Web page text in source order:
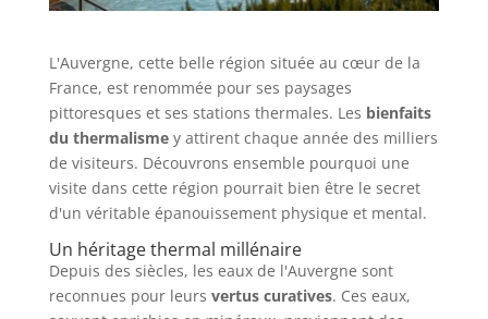
L'Auvergne, cette belle région située au cœur de la
France, est renommée pour ses paysages
pittoresques et ses stations thermales. Les bienfaits
du thermalismey attirent chaque année des milliers
de visiteurs. Découvrons ensemble pourquoi une
visite dans cette région pourrait bien être le secret
d'un véritable épanouissement physique et mental.
Un héritage thermal millénaire
Depuis des siècles, les eaux de l'Auvergne sont
reconnues pour leurs vertus curatives. Ces eaux,